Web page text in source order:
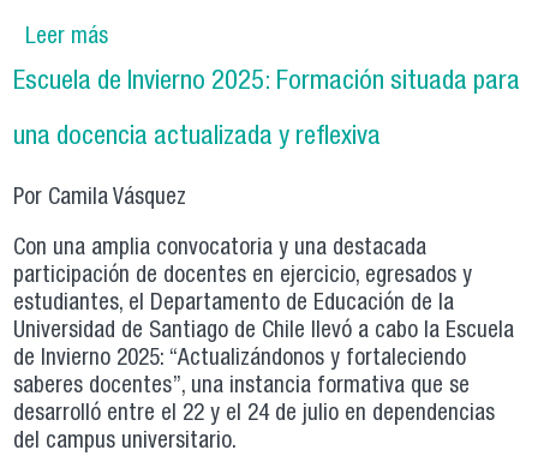
Leer mássobre Egresado del Programa de Regularización
obtiene segundo lugar en concurso regional de
innovación y es nominado al Global Teacher
Prize TP
Escuela de Invierno 2025: Formación situada para
una docencia actualizada y reflexiva
Por Camila Vásquez
Con una amplia convocatoria y una destacada
participación de docentes en ejercicio, egresados y
estudiantes, el Departamento de Educación de la
Universidad de Santiago de Chile llevó a cabo la Escuela
de Invierno 2025: “Actualizándonos y fortaleciendo
saberes docentes”, una instancia formativa que se
desarrolló entre el 22 y el 24 de julio en dependencias
del campus universitario.